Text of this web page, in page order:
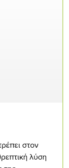
στον
λύση